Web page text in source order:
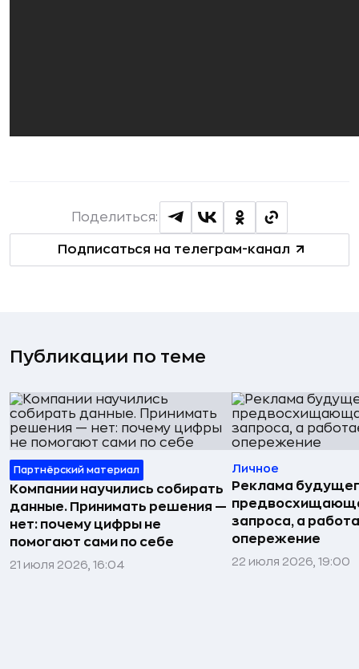
Подписаться на телеграм-канал
Поделиться:
Публикации по теме
Партнёрский материал
Компании научились собирать
данные. Принимать решения —
нет: почему цифры не
помогают сами по себе
21 июля 2026, 16:04
Личное
Реклама
запроса, а
опережение
22 июля 2026, 19:00